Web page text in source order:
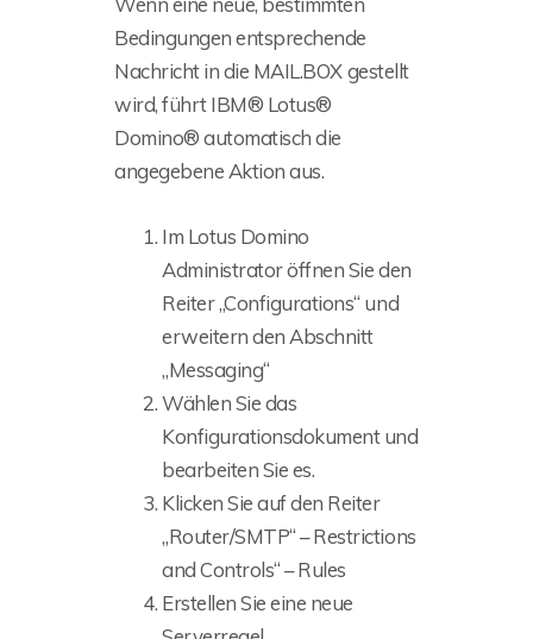
Bedingungen entsprechende
Nachricht in die MAIL.BOX gestellt
wird, führt IBM® Lotus®
Domino® automatisch die
angegebene Aktion aus.
Im Lotus Domino
Administrator öffnen Sie den
Reiter „Configurations“ und
erweitern den Abschnitt
„Messaging“
Wählen Sie das
Konfigurationsdokument und
bearbeiten Sie es.
Klicken Sie auf den Reiter
„Router/SMTP“ – Restrictions
and Controls“ – Rules
Erstellen Sie eine neue